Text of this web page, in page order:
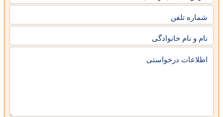
شماره تلفن
نام و نام خانوادگی
اطلاعات درخواستی